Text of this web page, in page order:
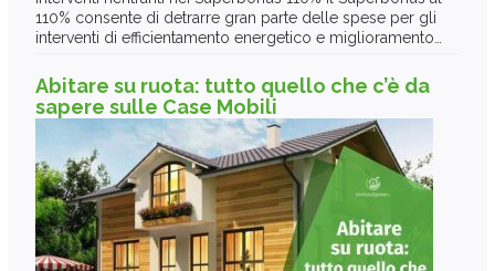
110% consente di detrarre gran parte delle spese per gli
interventi di efficientamento energetico e miglioramento…
Abitare su ruota: tutto quello che c’è da
sapere sulle Case Mobili